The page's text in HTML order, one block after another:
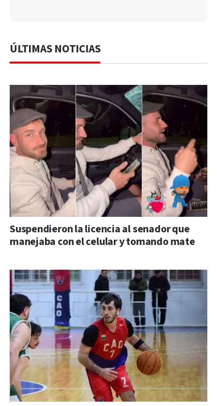
ÚLTIMAS NOTICIAS
Suspendieron la licencia al senador que
manejaba con el celular y tomando mate